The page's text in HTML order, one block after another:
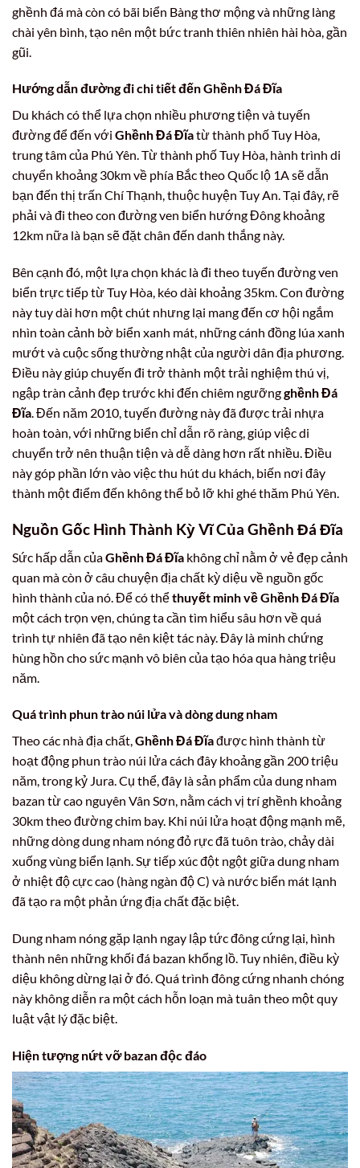
ghềnh đá mà còn có bãi biển Bàng thơ mộng và những làng
chài yên bình, tạo nên một bức tranh thiên nhiên hài hòa, gần
gũi.
Hướng dẫn đường đi chi tiết đến Ghềnh Đá Đĩa
Du khách có thể lựa chọn nhiều phương tiện và tuyến
đường để đến với Ghềnh Đá Đĩatừ thành phố Tuy Hòa,
trung tâm của Phú Yên. Từ thành phố Tuy Hòa, hành trình di
chuyển khoảng 30km về phía Bắc theo Quốc lộ 1A sẽ dẫn
bạn đến thị trấn Chí Thạnh, thuộc huyện Tuy An. Tại đây, rẽ
phải và đi theo con đường ven biển hướng Đông khoảng
12km nữa là bạn sẽ đặt chân đến danh thắng này.
Bên cạnh đó, một lựa chọn khác là đi theo tuyến đường ven
biển trực tiếp từ Tuy Hòa, kéo dài khoảng 35km. Con đường
này tuy dài hơn một chút nhưng lại mang đến cơ hội ngắm
nhìn toàn cảnh bờ biển xanh mát, những cánh đồng lúa xanh
mướt và cuộc sống thường nhật của người dân địa phương.
Điều này giúp chuyến đi trở thành một trải nghiệm thú vị,
ngập tràn cảnh đẹp trước khi đến chiêm ngưỡngghềnh Đá
Đĩa. Đến năm 2010, tuyến đường này đã được trải nhựa
hoàn toàn, với những biển chỉ dẫn rõ ràng, giúp việc di
chuyển trở nên thuận tiện và dễ dàng hơn rất nhiều. Điều
này góp phần lớn vào việc thu hút du khách, biến nơi đây
thành một điểm đến không thể bỏ lỡ khi ghé thăm Phú Yên.
Nguồn Gốc Hình Thành Kỳ Vĩ Của Ghềnh Đá Đĩa
Sức hấp dẫn củaGhềnh Đá Đĩa không chỉ nằm ở vẻ đẹp cảnh
quan mà còn ở câu chuyện địa chất kỳ diệu về nguồn gốc
hình thành của nó. Để có thểthuyết minh về Ghềnh Đá Đĩa
một cách trọn vẹn, chúng ta cần tìm hiểu sâu hơn về quá
trình tự nhiên đã tạo nên kiệt tác này. Đây là minh chứng
hùng hồn cho sức mạnh vô biên của tạo hóa qua hàng triệu
năm.
Quá trình phun trào núi lửa và dòng dung nham
Theo các nhà địa chất,Ghềnh Đá Đĩađược hình thành từ
hoạt động phun trào núi lửa cách đây khoảng gần 200 triệu
năm, trong kỷ Jura. Cụ thể, đây là sản phẩm của dung nham
bazan từ cao nguyên Vân Sơn, nằm cách vị trí ghềnh khoảng
30km theo đường chim bay. Khi núi lửa hoạt động mạnh mẽ,
những dòng dung nham nóng đỏ rực đã tuôn trào, chảy dài
xuống vùng biển lạnh. Sự tiếp xúc đột ngột giữa dung nham
ở nhiệt độ cực cao (hàng ngàn độ C) và nước biển mát lạnh
đã tạo ra một phản ứng địa chất đặc biệt.
Dung nham nóng gặp lạnh ngay lập tức đông cứng lại, hình
thành nên những khối đá bazan khổng lồ. Tuy nhiên, điều kỳ
diệu không dừng lại ở đó. Quá trình đông cứng nhanh chóng
này không diễn ra một cách hỗn loạn mà tuân theo một quy
luật vật lý đặc biệt.
Hiện tượng nứt vỡ bazan độc đáo